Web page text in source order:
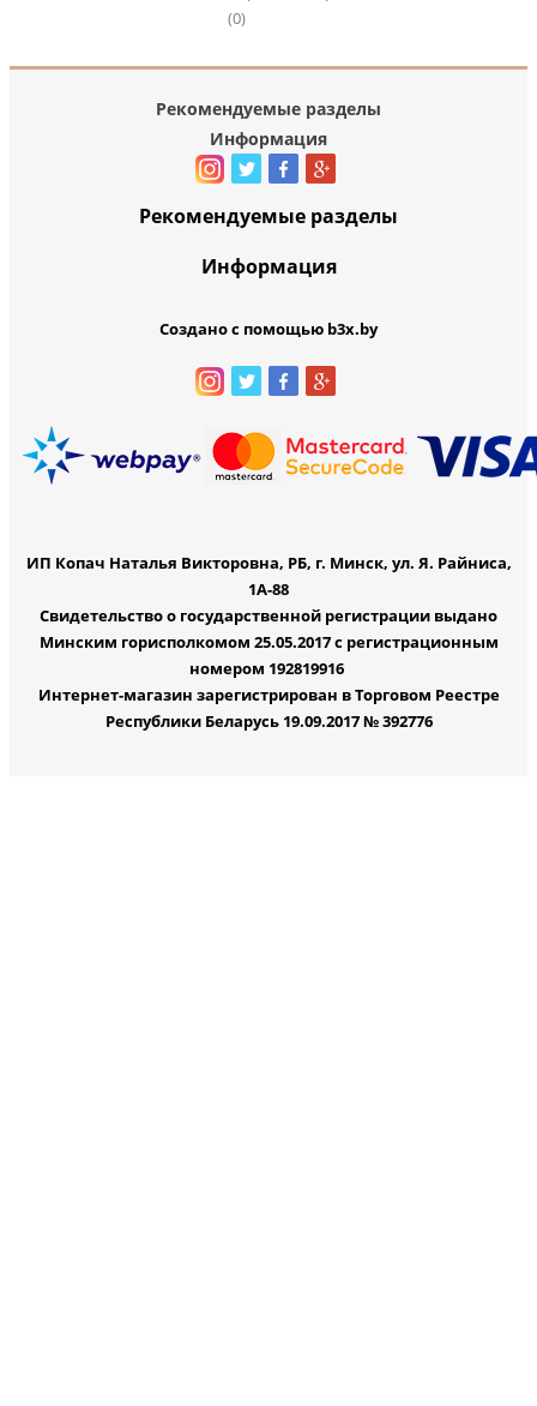
(0)
Рекомендуемые разделы
Информация
Рекомендуемые разделы
Информация
Создано с помощью b3x.by
ИП Копач Наталья Викторовна, РБ, г. Минск, ул. Я. Райниса,
1А-88
Свидетельство о государственной регистрации выдано
Минским горисполкомом 25.05.2017 с регистрационным
номером 192819916
Интернет-магазин зарегистрирован в Торговом Реестре
Республики Беларусь 19.09.2017 № 392776